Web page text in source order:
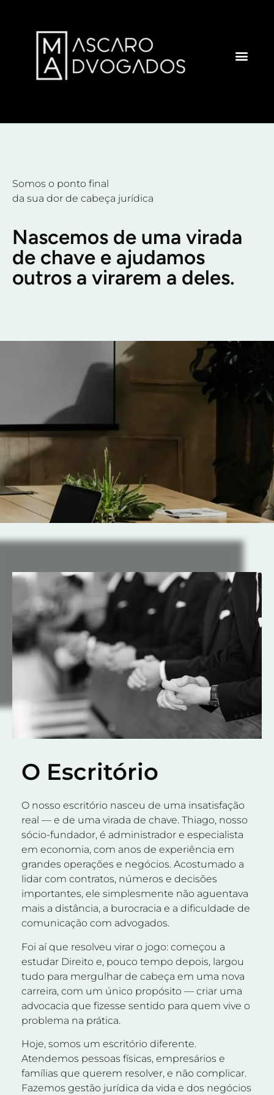
Somos o ponto final
da sua dor de cabeça jurídica
Nascemos de uma virada
de chave e ajudamos
outros a virarem a deles.
O Escritório
O nosso escritório nasceu de uma insatisfação
real — e de uma virada de chave. Thiago, nosso
sócio-fundador, é administrador e especialista
em economia, com anos de experiência em
grandes operações e negócios. Acostumado a
lidar com contratos, números e decisões
importantes, ele simplesmente não aguentava
mais a distância, a burocracia e a dificuldade de
comunicação com advogados.
Foi aí que resolveu virar o jogo: começou a
estudar Direito e, pouco tempo depois, largou
tudo para mergulhar de cabeça em uma nova
carreira, com um único propósito — criar uma
advocacia que fizesse sentido para quem vive o
problema na prática.
Hoje, somos um escritório diferente.
Atendemos pessoas físicas, empresários e
famílias que querem resolver, e não complicar.
Fazemos gestão jurídica da vida e dos negócios